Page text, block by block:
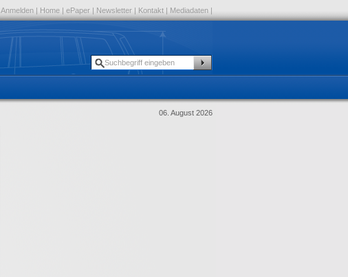
Anmelden | Home | ePaper | Newsletter | Kontakt | Mediadaten |
06. August 2026